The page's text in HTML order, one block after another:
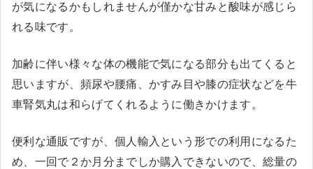
が気になるかもしれませんが僅かな甘みと酸味が感じら
れる味です。
加齢に伴い様々な体の機能で気になる部分も出てくると
思いますが、頻尿や腰痛、かすみ目や膝の症状などを牛
車腎気丸は和らげてくれるように働きかけます。
便利な通販ですが、個人輸入という形での利用になるた
め、一回で２か月分までしか購入できないので、総量の